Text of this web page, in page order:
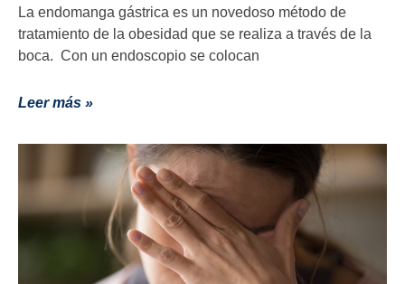
La endomanga gástrica es un novedoso método de
tratamiento de la obesidad que se realiza a través de la
boca. Con un endoscopio se colocan
Leer más »